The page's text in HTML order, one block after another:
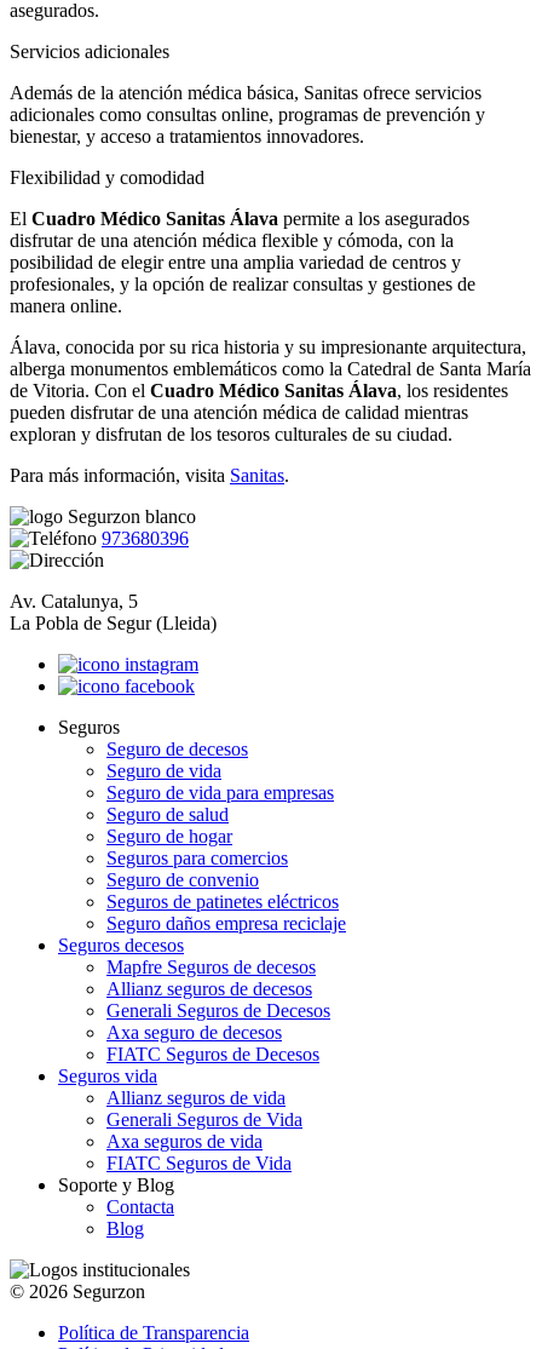
asegurados.
Servicios adicionales
Además de la atención médica básica, Sanitas ofrece servicios
adicionales como consultas online, programas de prevención y
bienestar, y acceso a tratamientos innovadores.
Flexibilidad y comodidad
El Cuadro Médico Sanitas Álava permite a los asegurados
disfrutar de una atención médica flexible y cómoda, con la
posibilidad de elegir entre una amplia variedad de centros y
profesionales, y la opción de realizar consultas y gestiones de
manera online.
Álava, conocida por su rica historia y su impresionante arquitectura,
alberga monumentos emblemáticos como la Catedral de Santa María
de Vitoria. Con el Cuadro Médico Sanitas Álava, los residentes
pueden disfrutar de una atención médica de calidad mientras
exploran y disfrutan de los tesoros culturales de su ciudad.
Para más información, visita Sanitas.
973680396
Av. Catalunya, 5
La Pobla de Segur (Lleida)
Seguros
Seguro de decesos
Seguro de vida
Seguro de vida para empresas
Seguro de salud
Seguro de hogar
Seguros para comercios
Seguro de convenio
Seguros de patinetes eléctricos
Seguro daños empresa reciclaje
Seguros decesos
Mapfre Seguros de decesos
Allianz seguros de decesos
Generali Seguros de Decesos
Axa seguro de decesos
FIATC Seguros de Decesos
Seguros vida
Allianz seguros de vida
Generali Seguros de Vida
Axa seguros de vida
FIATC Seguros de Vida
Soporte y Blog
Contacta
Blog
© 2026 Segurzon
Política de Transparencia